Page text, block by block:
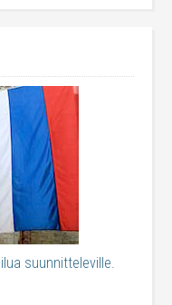
suunnitteleville.